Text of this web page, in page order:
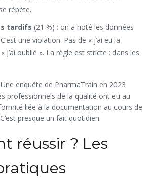
répète.
tardifs (21 %) : on a noté les données
une violation. Pas de « j’ai eu la
j’ai oublié ». La règle est stricte : dans les
enquête de PharmaTrain en 2023
professionnels de la qualité ont eu au
liée à la documentation au cours de
presque un fait quotidien.
réussir ? Les